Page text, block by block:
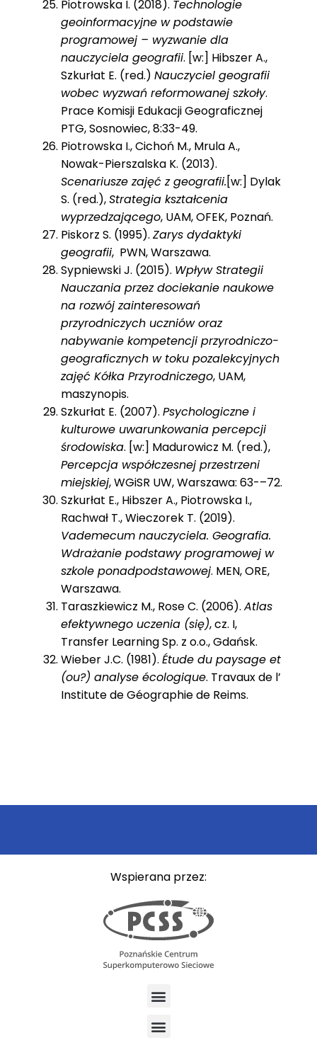
Piotrowska I. (2018). Technologie
geoinformacyjne w podstawie
programowej – wyzwanie dla
nauczyciela geografii. [w:] Hibszer A.,
Szkurłat E. (red.) Nauczyciel geografii
wobec wyzwań reformowanej szkoły.
Prace Komisji Edukacji Geograficznej
PTG, Sosnowiec, 8:33-49.
Piotrowska I., Cichoń M., Mrula A.,
Nowak-Pierszalska K. (2013).
Scenariusze zajęć z geografii.[w:] Dylak
S. (red.),Strategia kształcenia
wyprzedzającego, UAM, OFEK, Poznań.
Piskorz S. (1995). Zarys dydaktyki
geografii, PWN, Warszawa.
Sypniewski J. (2015). Wpływ Strategii
Nauczania przez dociekanie naukowe
na rozwój zainteresowań
przyrodniczych uczniów oraz
nabywanie kompetencji przyrodniczo-
geograficznych w toku pozalekcyjnych
zajęć Kółka Przyrodniczego, UAM,
maszynopis.
Szkurłat E. (2007). Psychologiczne i
kulturowe uwarunkowania percepcji
środowiska. [w:] Madurowicz M. (red.),
Percepcja współczesnej przestrzeni
miejskiej, WGiSR UW, Warszawa: 63-–72.
Szkurłat E., Hibszer A., Piotrowska I.,
Rachwał T., Wieczorek T. (2019).
Vademecum nauczyciela. Geografia.
Wdrażanie podstawy programowej w
szkole ponadpodstawowej. MEN, ORE,
Warszawa.
Taraszkiewicz M., Rose C. (2006). Atlas
efektywnego uczenia (się), cz. I,
Transfer Learning Sp. z o.o., Gdańsk.
Wieber J.C. (1981). Étude du paysage et
(ou?) analyse écologique. Travaux de l’
Institute de Géographie de Reims.
Wspierana przez: